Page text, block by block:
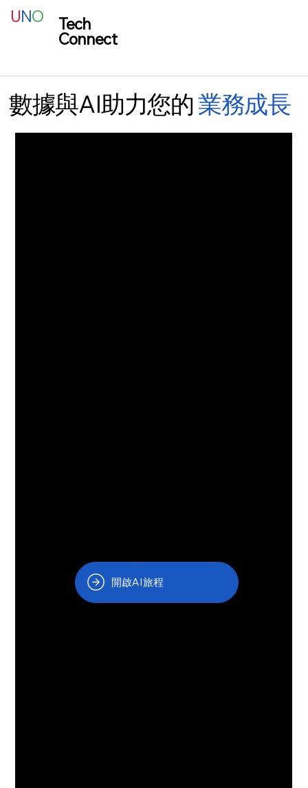
Tech
Connect
UNO
數據與AI助力您的業務成長
開啟AI旅程